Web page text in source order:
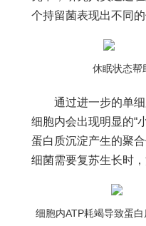
个持留菌表现出不同
休眠状态帮
通过进一步的单细
细胞内会出现明显的“
蛋白质沉淀产生的聚
细菌需要复苏生长时
细胞内ATP耗竭导致蛋